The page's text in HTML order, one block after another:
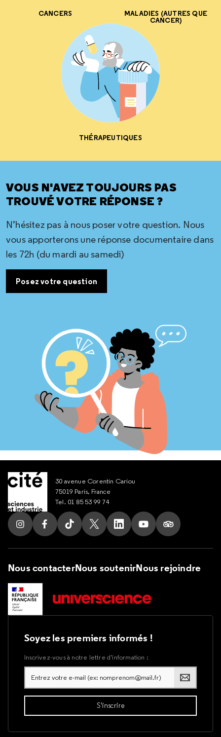
CANCERS MALADIES (AUTRES QUE
CANCER)
THÉRAPEUTIQUES
VOUS N'AVEZ TOUJOURS PAS
TROUVÉ VOTRE RÉPONSE ?
N’hésitez pas à nous poser votre question. Nous
vous apporterons une réponse documentaire dans
les 72h (du mardi au samedi)
Posez votre question
30 avenue Corentin Cariou
75019 Paris, France
Tel. 01 85 53 99 74
Suivez nous sur Instagram
Suivez nous sur Facebook
Suivez nous sur Tik Tok
Suivez nous sur X
Suivez nous sur LinkedIn
Suivez nous sur
Suivez nous
Nous contacterNous soutenirNous rejoindre
Soyez les premiers informés !
Inscrivez-vous à notre lettre d’information :